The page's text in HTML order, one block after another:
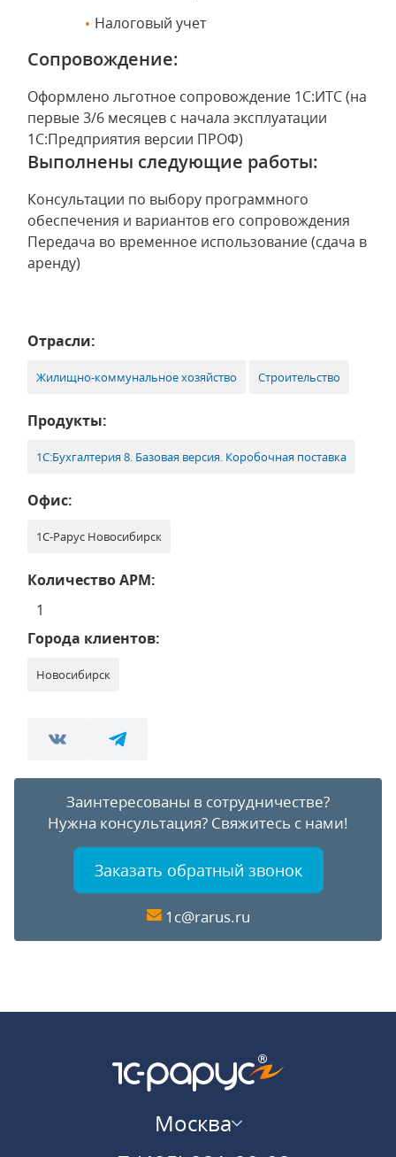
Налоговый учет
Сопровождение:
Оформлено льготное сопровождение 1С:ИТС (на
первые 3/6 месяцев с начала эксплуатации
1С:Предприятия версии ПРОФ)
Выполнены следующие работы:
Консультации по выбору программного
обеспечения и вариантов его сопровождения
Передача во временное использование (сдача в
аренду)
Отрасли:
Жилищно-коммунальное хозяйство Строительство
Продукты:
1С:Бухгалтерия 8. Базовая версия. Коробочная поставка
Офис:
1С-Рарус Новосибирск
Количество АРМ:
1
Города клиентов:
Новосибирск
Заинтересованы в сотрудничестве?
Нужна консультация? Свяжитесь с нами!
Заказать обратный звонок
1c@rarus.ru
Москва